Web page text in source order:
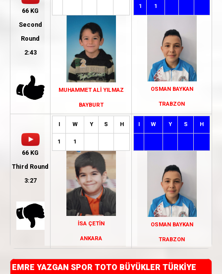
66 KG
Second
Round
2:43
MUHAMMET ALİ YILMAZ
BAYBURT
1 1
OSMAN BAYKAN
TRABZON
66 KG
Third Round
3:27
I W Y S H
1 1
İSA ÇETİN
ANKARA
I W Y S H
OSMAN BAYKAN
TRABZON
EMRE YAZGAN SPOR TOTO BÜYÜKLER TÜRKİYE